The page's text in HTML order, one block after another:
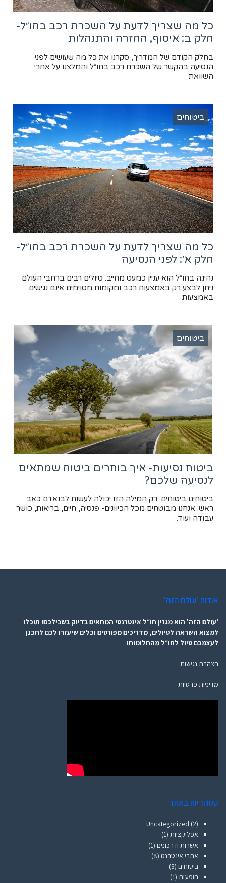
כל מה שצריך לדעת על השכרת רכב בחו״ל-
חלק ב: איסוף, החזרה והתנהלות
בחלק הקודם של המדריך, סקרנו את כל מה שעושים לפני
הנסיעה בהקשר של השכרת רכב בחו״ל והמלצנו על אתרי
השוואת
ביטוחים
כל מה שצריך לדעת על השכרת רכב בחו״ל-
חלק א׳: לפני הנסיעה
נהיגה בחו״ל הוא עניין כמעט מחייב. טיולים רבים ברחבי העולם
ניתן לבצע רק באמצעות רכב ומקומות מסוימים אינם נגישים
באמצעות
ביטוחים
ביטוח נסיעות- איך בוחרים ביטוח שמתאים
לנסיעה שלכם?
ביטוחים ביטוחים. רק המילה הזו יכולה לעשות לבנאדם כאב
ראש. אנחנו מבוטחים מכל הכיוונים- פנסיה, חיים, בריאות, כושר
עבודה ועוד.
אודות 'עולם הזה'
'עולם הזה' הוא מגזין חו״ל אינטרנטי המתאים בדיוק בשבילכם! תוכלו
למצוא השראה לטיולים, מדריכים מפורטים וכלים שיעזרו לכם לתכנן
לעצמכם טיול לחו״ל מהחלומות!
הצהרת נגישות
מדיניות פרטיות
קטגוריות באתר
Uncategorized (2)
אפליקציות (1)
אשרות ודרכונים (1)
אתרי אינטרנט (8)
ביטוחים (3)
הופעות (1)